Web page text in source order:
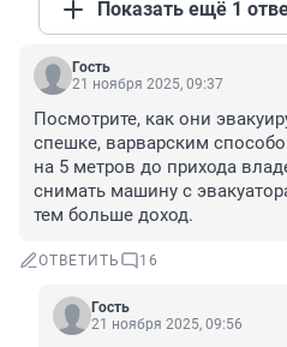
Показать ещё 1
Гость
21 ноября 2025, 09:37
Посмотрите, как они
спешке, варварским
на 5 метров до прихода
снимать машину с
тем больше доход.
ОТВЕТИТЬ 16
Гость
21 ноября 2025, 09:56